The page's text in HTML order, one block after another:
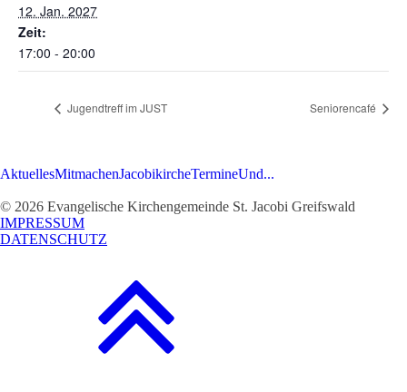
12. Jan. 2027
Zeit:
17:00 - 20:00
Jugendtreff im JUST Seniorencafé
AktuellesMitmachenJacobikircheTermineUnd...
© 2026 Evangelische Kirchengemeinde St. Jacobi Greifswald
IMPRESSUM
DATENSCHUTZ